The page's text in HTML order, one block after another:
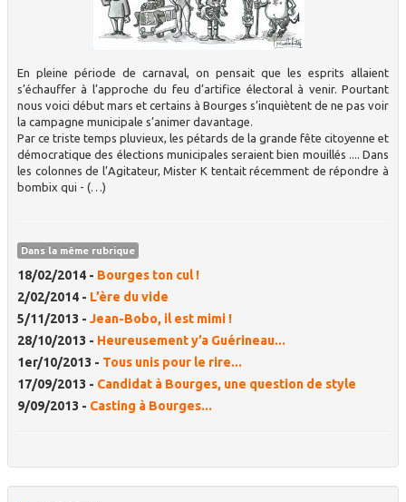
En pleine période de carnaval, on pensait que les esprits allaient
s’échauffer à l’approche du feu d’artifice électoral à venir. Pourtant
nous voici début mars et certains à Bourges s’inquiètent de ne pas voir
la campagne municipale s’animer davantage.
Par ce triste temps pluvieux, les pétards de la grande fête citoyenne et
démocratique des élections municipales seraient bien mouillés .... Dans
les colonnes de l’Agitateur, Mister K tentait récemment de répondre à
bombix qui - (…)
Dans la même rubrique
18/02/2014 - Bourges ton cul !
2/02/2014 - L’ère du vide
5/11/2013 - Jean-Bobo, il est mimi !
28/10/2013 - Heureusement y’a Guérineau...
1er/10/2013 - Tous unis pour le rire...
17/09/2013 - Candidat à Bourges, une question de style
9/09/2013 - Casting à Bourges...